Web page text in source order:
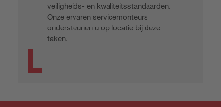
veiligheids- en kwaliteitsstandaarden.
Onze ervaren servicemonteurs
ondersteunen u op locatie bij deze
taken.